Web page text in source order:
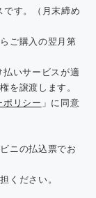
す。（月末締め
ご購入の翌月第
いサービスが適
を譲渡します。
ポリシー 」に同意
ニの払込票でお
ください。